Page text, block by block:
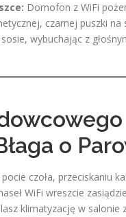
Domofon z WiFi
czarnej puszki
wybuchając z
o
czoła, przeciskaniu
WiFi wreszcie
klimatyzację w